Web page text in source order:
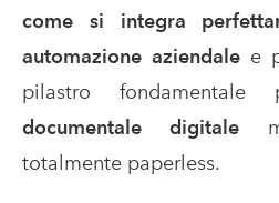
come si integra
automazione aziendale e
pilastro
documentale digitale
totalmente paperless.